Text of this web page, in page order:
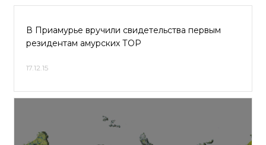
В Приамурье вручили свидетельства первым
резидентам амурских ТОР
17.12.15